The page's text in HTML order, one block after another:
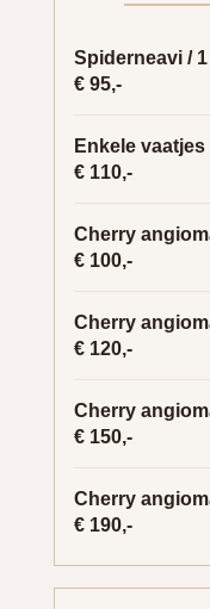
Spiderneavi /
€ 95,-
Enkele
€ 110,-
Cherry
€ 100,-
Cherry
€ 120,-
Cherry
€ 150,-
Cherry
€ 190,-